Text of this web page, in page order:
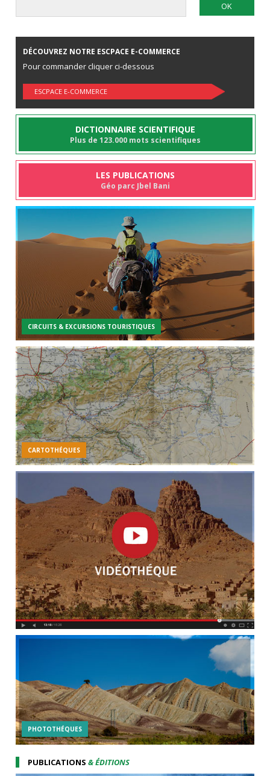
DÉCOUVREZ NOTRE ESCPACE E-COMMERCE
Pour commander cliquer ci-dessous
ESCPACE E-COMMERCE
DICTIONNAIRE SCIENTIFIQUE
Plus de 123.000 mots scientifiques
LES PUBLICATIONS
Géo parc Jbel Bani
CIRCUITS & EXCURSIONS TOURISTIQUES
CARTOTHÉQUES
PHOTOTHÉQUES
PUBLICATIONS& ÉDITIONS